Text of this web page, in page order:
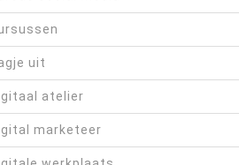
uit
atelier
marketeer